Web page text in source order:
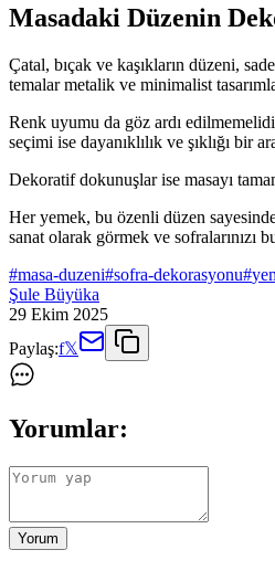
Masadaki Düzenin
Çatal, bıçak ve kaşıkların düzeni,
temalar metalik ve minimalist
Renk uyumu da göz ardı
seçimi ise dayanıklılık ve şıklığı bir
Dekoratif dokunuşlar ise masayı
Her yemek, bu özenli düzen
sanat olarak görmek ve sofralarınızı
#masa-duzeni#sofra-dekorasyonu#
Şule Büyüka
29 Ekim 2025
Paylaş:f𝕏
Yorumlar:
Yorum